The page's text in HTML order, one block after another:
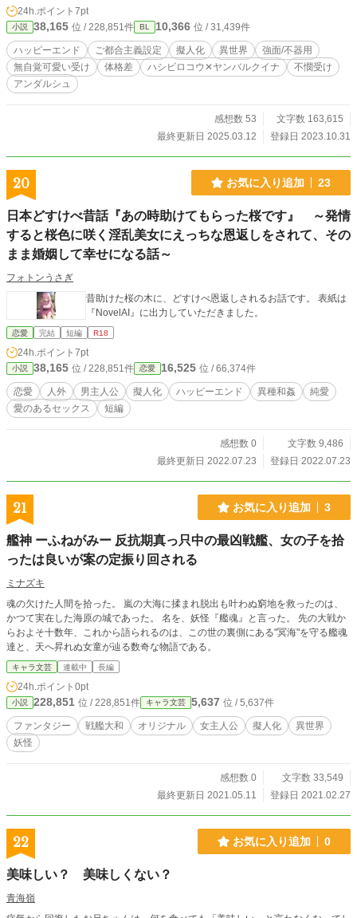
に、チヤホヤされることに葛藤を覚えながらも、等身大のヤ
ンを見ていてくれるレックスに特別な感情を抱くようにな
り……。 強面騎士団長のハシビロコウ‪✕‬ビビリで無自覚なヤ
ンバルクイナの擬人化BLです。
24h.ポイント 7pt
小説 38,165 位 / 228,851件 BL 10,366 位 / 31,439件
ハッピーエンド ご都合主義設定 擬人化 異世界
強面/不器用
無自覚可愛い受け
体格差 ハシビロコウ‪✕‬ヤンバルクイナ
不憫受け
アンダルシュ
感想数 53
文字数 163,615
最終更新日 2025.03.12
登録日 2023.10.31
20 お気に入り追加 23
日本どすけべ昔話『あの時助けてもらった桜です』 ～発情
すると桜色に咲く淫乱美女にえっちな恩返しをされて、その
まま婚姻して幸せになる話～
フォトンうさぎ
昔助けた桜の木に、どすけべ恩返しされるお話です。 表紙は
『NovelAI』に出力していただきました。
恋愛 完結 短編 R18
24h.ポイント 7pt
小説 38,165 位 / 228,851件 恋愛 16,525 位 / 66,374件
恋愛 人外 男主人公 擬人化 ハッピーエンド 異種和姦
純愛
愛のあるセックス
短編
感想数 0
文字数 9,486
最終更新日 2022.07.23
登録日 2022.07.23
21 お気に入り追加 3
艦神 ーふねがみー 反抗期真っ只中の最凶戦艦、女の子を拾
ったは良いが案の定振り回される
ミナズキ
魂の欠けた人間を拾った。 嵐の大海に揉まれ脱出も叶わぬ窮地を救ったのは、
かつて実在した海原の城であった。 名を、妖怪『艦魂』と言った。 先の大戦か
らおよそ十数年、これから語られるのは、この世の裏側にある"冥海"を守る艦魂
達と、天へ昇れぬ女童が辿る数奇な物語である。
キャラ文芸 連載中 長編
24h.ポイント 0pt
小説 228,851 位 / 228,851件 キャラ文芸 5,637 位 / 5,637件
ファンタジー 戦艦大和 オリジナル 女主人公 擬人化
異世界
妖怪
感想数 0
文字数 33,549
最終更新日 2021.05.11
登録日 2021.02.27
22 お気に入り追加 0
美味しい？ 美味しくない？
青海嶺